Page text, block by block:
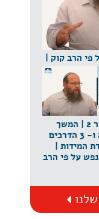
פי הרב קוק |
שיעור 2 | המשך
הקדמה ו- 3 הדרכים
המידות |
על פי הרב